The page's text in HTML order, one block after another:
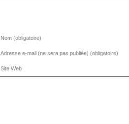
Nom (obligatoire)
Adresse e-mail (ne sera pas publiée) (obligatoire)
Site Web